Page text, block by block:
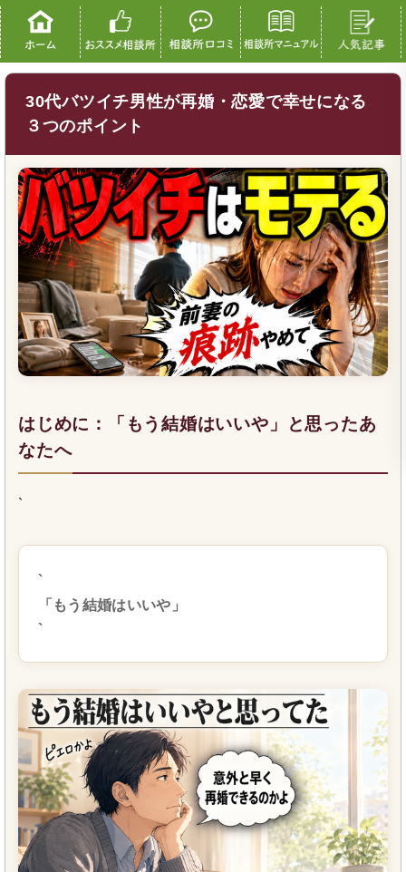
30代バツイチ男性が再婚・恋愛で幸せになる
３つのポイント
はじめに：「もう結婚はいいや」と思ったあ
なたへ
`
`
「もう結婚はいいや」
`